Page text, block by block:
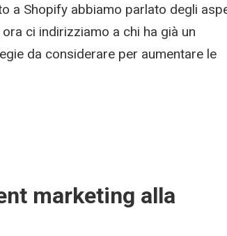
a Shopify abbiamo parlato degli
ci indirizziamo a chi ha già un
da considerare per aumentare le
marketing alla